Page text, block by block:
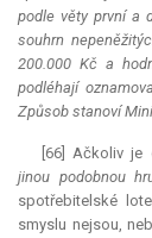
podle věty první a
souhrn
200.000 Kč a
podléhají
Způsob stanoví
[66] Ačkoliv je
jinou podobnou
spotřebitelské
smyslu nejsou,